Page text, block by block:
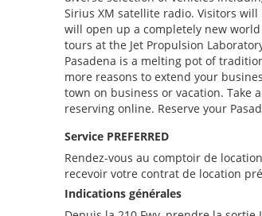
Sirius XM satellite radio. Visitors
will open up a completely new
tours at the Jet Propulsion
Pasadena is a melting pot of
more reasons to extend your
town on business or vacation. Take
reserving online. Reserve your
Service PREFERRED
Rendez-vous au comptoir de
recevoir votre contrat de location
Indications générales